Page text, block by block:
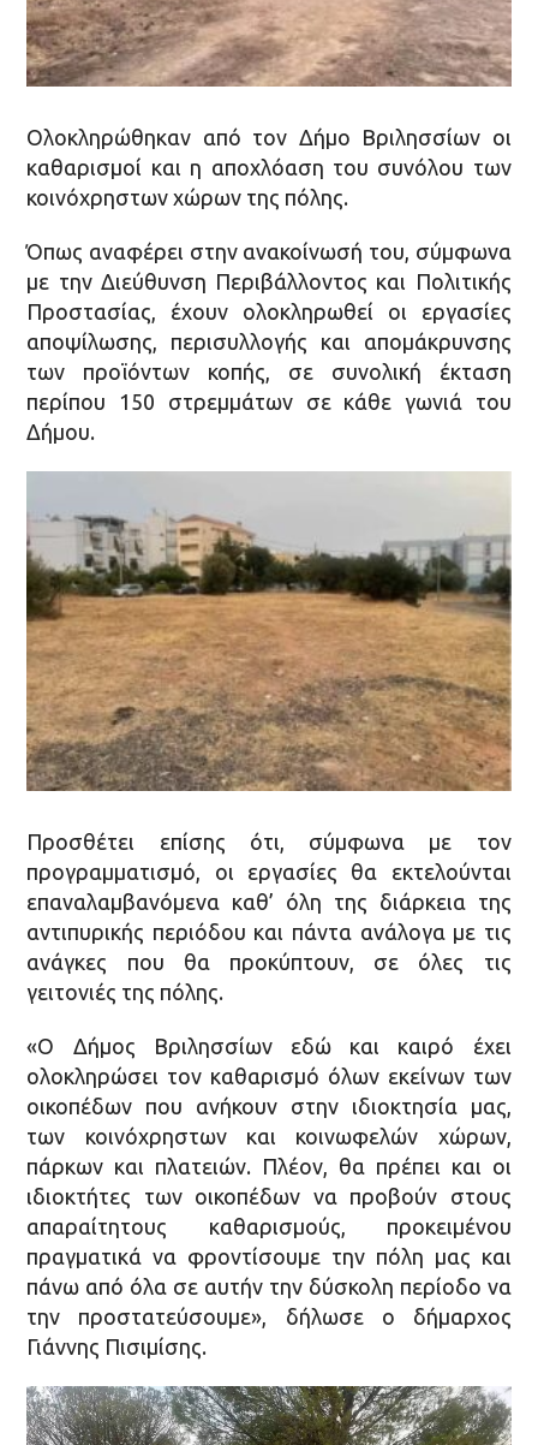
Ολοκληρώθηκαν από τον Δήμο Βριλησσίων οι
καθαρισμοί και η αποχλόαση του συνόλου των
κοινόχρηστων χώρων της πόλης.
Όπως αναφέρει στην ανακοίνωσή του, σύμφωνα
με την Διεύθυνση Περιβάλλοντος και Πολιτικής
Προστασίας, έχουν ολοκληρωθεί οι εργασίες
αποψίλωσης, περισυλλογής και απομάκρυνσης
των προϊόντων κοπής, σε συνολική έκταση
περίπου 150 στρεμμάτων σε κάθε γωνιά του
Δήμου.
Προσθέτει επίσης ότι, σύμφωνα με τον
προγραμματισμό, οι εργασίες θα εκτελούνται
επαναλαμβανόμενα καθ’ όλη της διάρκεια της
αντιπυρικής περιόδου και πάντα ανάλογα με τις
ανάγκες που θα προκύπτουν, σε όλες τις
γειτονιές της πόλης.
«Ο Δήμος Βριλησσίων εδώ και καιρό έχει
ολοκληρώσει τον καθαρισμό όλων εκείνων των
οικοπέδων που ανήκουν στην ιδιοκτησία μας,
των κοινόχρηστων και κοινωφελών χώρων,
πάρκων και πλατειών. Πλέον, θα πρέπει και οι
ιδιοκτήτες των οικοπέδων να προβούν στους
απαραίτητους καθαρισμούς, προκειμένου
πραγματικά να φροντίσουμε την πόλη μας και
πάνω από όλα σε αυτήν την δύσκολη περίοδο να
την προστατεύσουμε», δήλωσε ο δήμαρχος
Γιάννης Πισιμίσης.